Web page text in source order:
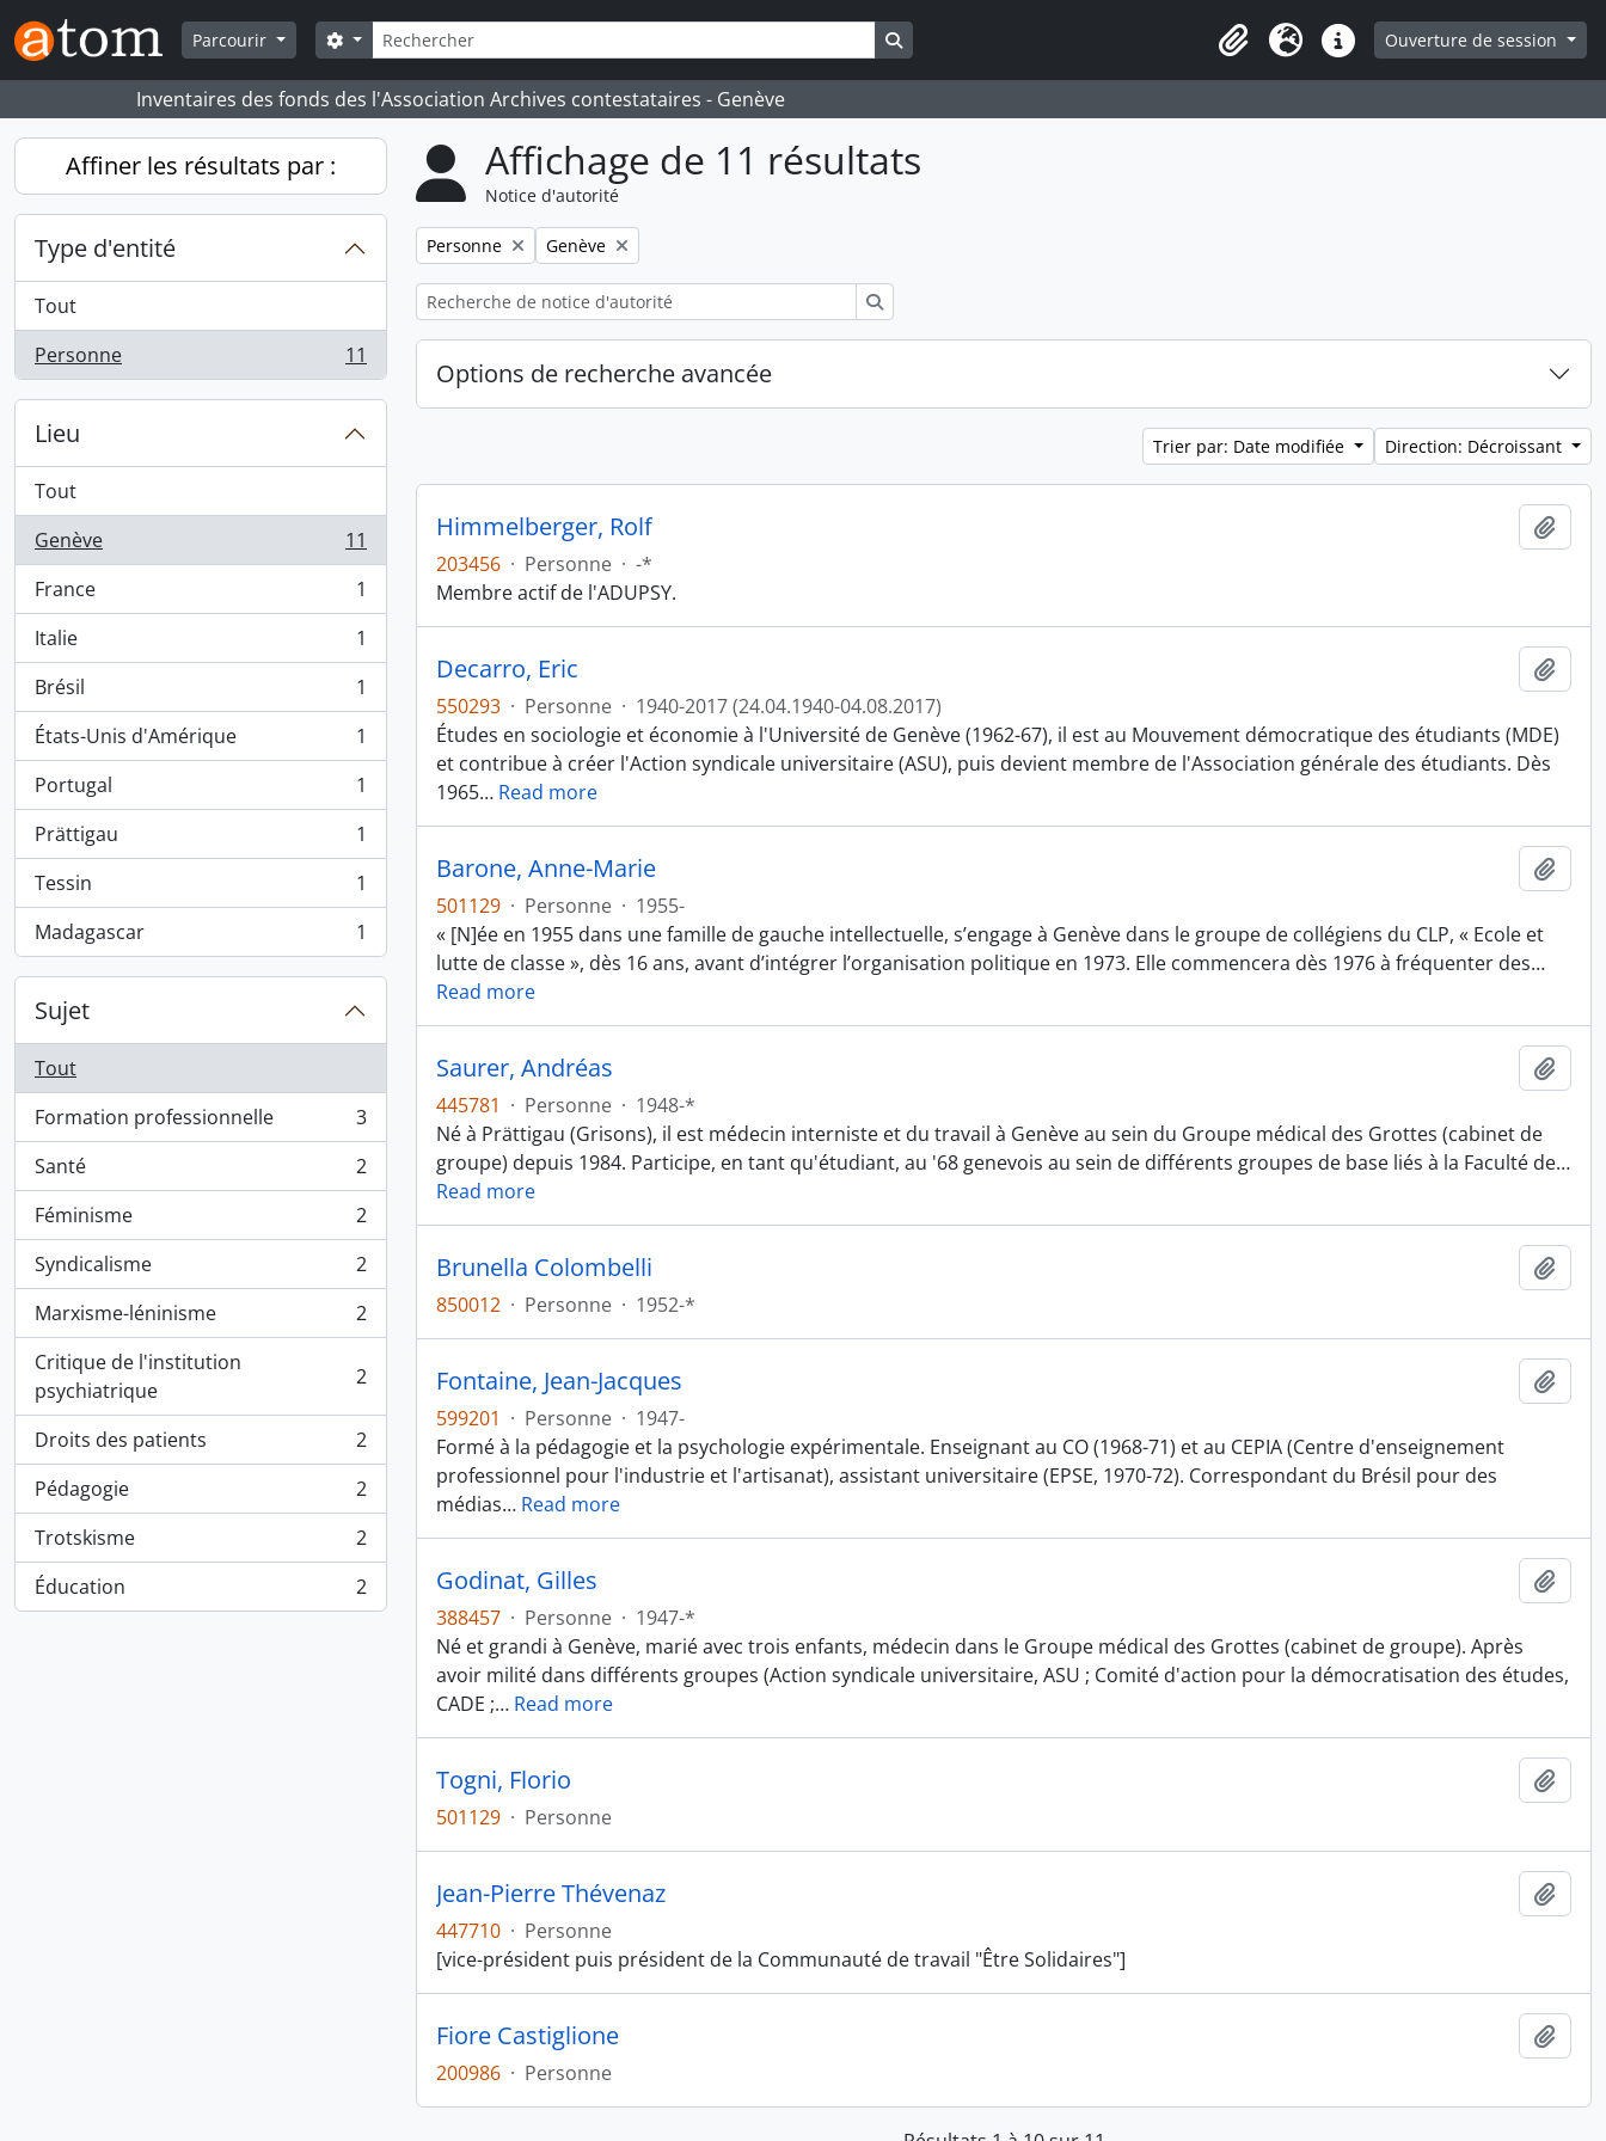
Skip to main content
Parcourir
Rechercher
Search options
Presse-papier
LangueLiens rapidesOuverture de session
Inventaires des fonds des l'Association Archives contestataires - Genève
Affiner les résultats par :
Type d'entité
Tout
Personne
, 11 résultats 11
Lieu
Tout
Genève
, 11 résultats
11
France
, 1 résultats
1
Italie
, 1 résultats
1
Brésil
, 1 résultats
1
États-Unis d'Amérique
, 1 résultats
1
Portugal
, 1 résultats
1
Prättigau
, 1 résultats
1
Tessin
, 1 résultats
1
Madagascar
, 1 résultats 1
Sujet
Tout
Formation professionnelle
, 3 résultats
3
Santé
, 2 résultats
2
Féminisme
, 2 résultats
2
Syndicalisme
, 2 résultats
2
Marxisme-léninisme
, 2 résultats
2
Critique de l'institution
psychiatrique
, 2 résultats 2
Droits des patients
, 2 résultats
2
Pédagogie
, 2 résultats
2
Trotskisme
, 2 résultats
2
Éducation
, 2 résultats 2
Affichage de 11 résultats
Notice d'autorité
Remove filter:
Personne Remove filter:
Genève
Options de recherche avancée
Trier par: Date modifiée Direction: Décroissant
Himmelberger, Rolf
203456 · Personne · -*
Membre actif de l'ADUPSY.
Decarro, Eric
550293 · Personne · 1940-2017 (24.04.1940-04.08.2017)
Études en sociologie et économie à l'Université de Genève (1962-67), il est au Mouvement démocratique des étudiants (MDE)
et contribue à créer l'Action syndicale universitaire (ASU), puis devient membre de l'Association générale des étudiants. Dès
1965… Read more
Barone, Anne-Marie
501129 · Personne · 1955-
« [N]ée en 1955 dans une famille de gauche intellectuelle, s’engage à Genève dans le groupe de collégiens du CLP, « Ecole et
lutte de classe », dès 16 ans, avant d’intégrer l’organisation politique en 1973. Elle commencera dès 1976 à fréquenter des…
Read more
Saurer, Andréas
445781 · Personne · 1948-*
Né à Prättigau (Grisons), il est médecin interniste et du travail à Genève au sein du Groupe médical des Grottes (cabinet de
groupe) depuis 1984. Participe, en tant qu'étudiant, au '68 genevois au sein de différents groupes de base liés à la Faculté de…
Read more
Brunella Colombelli
850012 · Personne · 1952-*
Fontaine, Jean-Jacques
599201 · Personne · 1947-
Formé à la pédagogie et la psychologie expérimentale. Enseignant au CO (1968-71) et au CEPIA (Centre d'enseignement
professionnel pour l'industrie et l'artisanat), assistant universitaire (EPSE, 1970-72). Correspondant du Brésil pour des
médias… Read more
Godinat, Gilles
388457 · Personne · 1947-*
Né et grandi à Genève, marié avec trois enfants, médecin dans le Groupe médical des Grottes (cabinet de groupe). Après
avoir milité dans différents groupes (Action syndicale universitaire, ASU ; Comité d'action pour la démocratisation des études,
CADE ;… Read more
Togni, Florio
501129 · Personne
Jean-Pierre Thévenaz
447710 · Personne
[vice-président puis président de la Communauté de travail "Être Solidaires"]
Fiore Castiglione
200986 · Personne